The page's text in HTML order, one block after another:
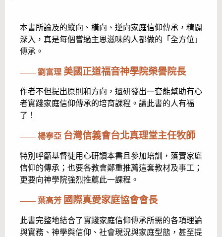
本書所論及的縱向、橫向、逆向家庭信仰傳承，精闢
深入，真是每個嘗過主恩滋味的人都做的「全方位」
傳承。
—— 劉富理 美國正道福音神學院榮譽院長
作者不但提出原則和方向，還研發出一套能幫助有心
者實踐家庭信仰傳承的培育課程。讀此書的人有福
了！
—— 楊寧亞 台灣信義會台北真理堂主任牧師
特別呼籲基督徒用心研讀本書且參加培訓，落實家庭
信仰的傳承；也要各教會鄭重推薦這套教材及事工；
更要向神學院強烈推薦此一課程。
—— 葉高芳 國際真愛家庭協會會長
此書完整地結合了實踐家庭信仰傳承所需的各項理論
與實務、神學與信仰、社會現況與家庭型態，甚至提